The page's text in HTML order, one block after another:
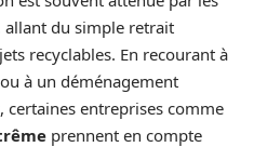
allant du simple retrait
recyclables. En recourant à
à un déménagement
certaines entreprises comme
prennent en compte